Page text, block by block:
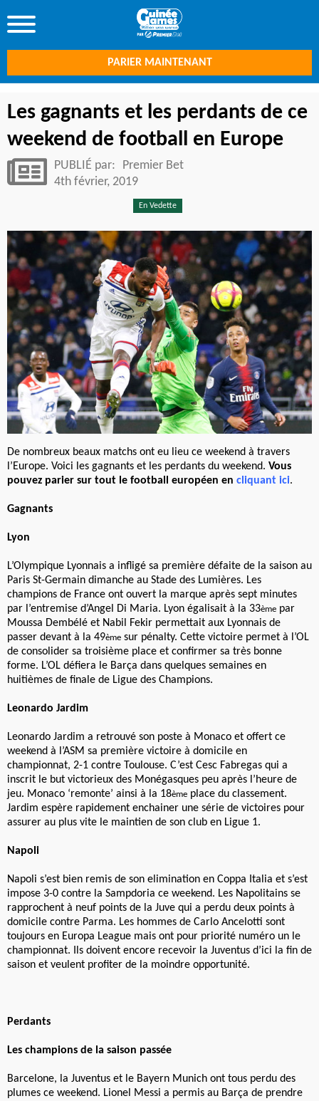
PARIER MAINTENANT
Les gagnants et les perdants de ce
weekend de football en Europe
PUBLIÉ par:
Premier Bet
4th février, 2019
En Vedette
De nombreux beaux matchs ont eu lieu ce weekend à travers
l’Europe. Voici les gagnants et les perdants du weekend. Vous
pouvez parier sur tout le football européen en cliquant ici.
Gagnants
Lyon
L’Olympique Lyonnais a infligé sa première défaite de la saison au
Paris St-Germain dimanche au Stade des Lumières. Les
champions de France ont ouvert la marque après sept minutes
par l’entremise d’Angel Di Maria. Lyon égalisait à la 33ème par
Moussa Dembélé et Nabil Fekir permettait aux Lyonnais de
passer devant à la 49ème sur pénalty. Cette victoire permet à l’OL
de consolider sa troisième place et confirmer sa très bonne
forme. L’OL défiera le Barça dans quelques semaines en
huitièmes de finale de Ligue des Champions.
Leonardo Jardim
Leonardo Jardim a retrouvé son poste à Monaco et offert ce
weekend à l’ASM sa première victoire à domicile en
championnat, 2-1 contre Toulouse. C’est Cesc Fabregas qui a
inscrit le but victorieux des Monégasques peu après l’heure de
jeu. Monaco ‘remonte’ ainsi à la 18ème place du classement.
Jardim espère rapidement enchainer une série de victoires pour
assurer au plus vite le maintien de son club en Ligue 1.
Napoli
Napoli s’est bien remis de son elimination en Coppa Italia et s’est
impose 3-0 contre la Sampdoria ce weekend. Les Napolitains se
rapprochent à neuf points de la Juve qui a perdu deux points à
domicile contre Parma. Les hommes de Carlo Ancelotti sont
toujours en Europa League mais ont pour priorité numéro un le
championnat. Ils doivent encore recevoir la Juventus d’ici la fin de
saison et veulent profiter de la moindre opportunité.
Perdants
Les champions de la saison passée
Barcelone, la Juventus et le Bayern Munich ont tous perdu des
plumes ce weekend. Lionel Messi a permis au Barça de prendre